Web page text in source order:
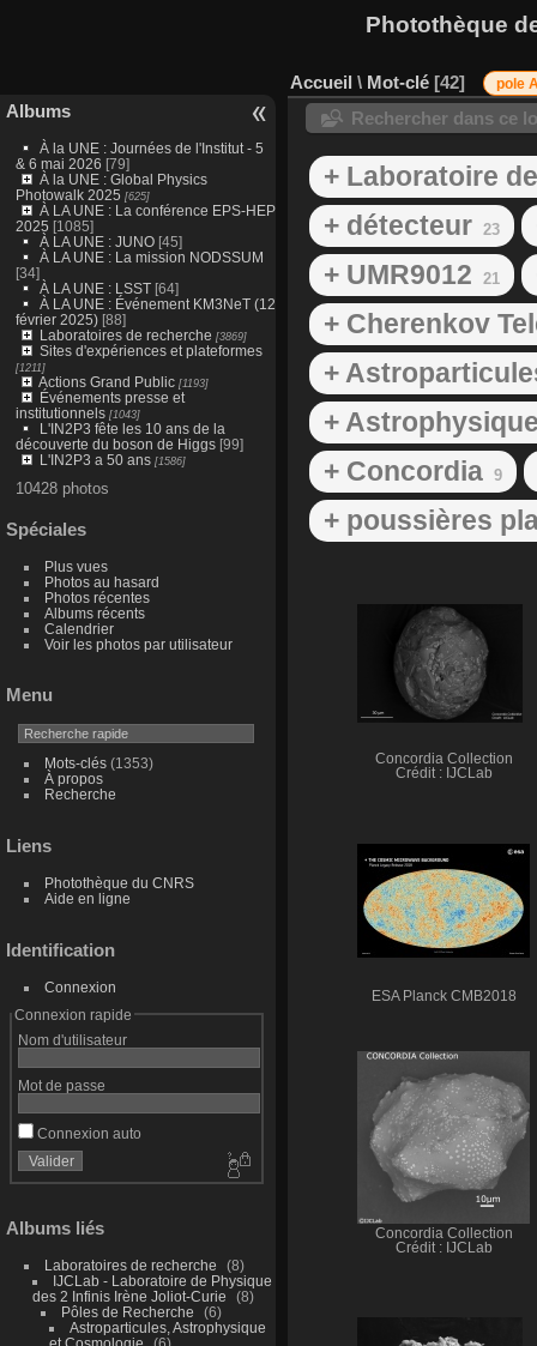
Photothèque
Albums
À la UNE : Journées de l'Institut - 5
& 6 mai 2026 [79]
À la UNE : Global Physics
Photowalk 2025 [625]
À LA UNE : La conférence EPS-HEP
2025 [1085]
À LA UNE : JUNO [45]
À LA UNE : La mission NODSSUM
[34]
À LA UNE : LSST[64]
À LA UNE : Événement KM3NeT (12
février 2025)[88]
Laboratoires de recherche [3869]
Sites d'expériences et plateformes
[1211]
Actions Grand Public[1193]
Événements presse et
institutionnels[1043]
L'IN2P3 fête les 10 ans de la
découverte du boson de Higgs[99]
L'IN2P3 a 50 ans[1586]
10428 photos
Spéciales
Plus vues
Photos au hasard
Photos récentes
Albums récents
Calendrier
Voir les photos par utilisateur
Menu
Mots-clés(1353)
À propos
Recherche
Liens
Photothèque du CNRS
Aide en ligne
Identification
Connexion
Connexion rapide
Nom d'utilisateur
Mot de passe
Connexion auto
Albums liés
Laboratoires de recherche
8
IJCLab - Laboratoire de Physique
des 2 Infinis Irène Joliot-Curie
8
Pôles de Recherche
6
Astroparticules, Astrophysique
et Cosmologie
6
Accueil \ Mot-clé 42 pole
Rechercher dans ce
+ Laboratoire
+ détecteur 23
+ UMR9012
21
+ Cherenkov
+
+
+ Concordia 9
+ poussières
Concordia Collection
Crédit : IJCLab
ESA Planck CMB2018
Concordia Collection
Crédit : IJCLab